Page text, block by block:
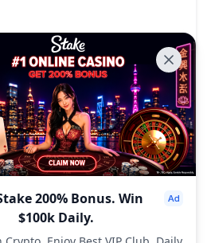
ARTIFICIAL SUPERINTELLIGENCE ALLIANCE
95
200% Bonus. Win
$100k Daily.